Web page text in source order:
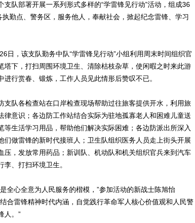
队部署开展一系列形式多样的“学雷锋见行动”活动，组成36
执勤点、警务区，服务他人，奉献社会，掀起纪念雷锋、学习
，该支队勤务中队“学雷锋见行动”小组利用周末时间组织官
塔下，打扫周围环境卫生、清除枯枝杂草，使闲暇之时来此游
行赏春、锻炼，工作人员见此情形后赞叹不已。
队各检查站在口岸检查现场帮助过往旅客提供开水，利用旅
律意识；各边防工作站结合实际为驻地孤寡老人和困难儿童送
生活学习用品，帮助他们解决实际困难；各边防派出所深入
们做雷锋的新时代接班人；卫生队组织医务人员走上街头开展
压，发放常用药品；新训队、机动队和机关组织官兵来到汽车
、打扫环境卫生。
心全意为人民服务的楷模，”参加活动的新战士陈旭怡
合雷锋精神时代内涵，自觉践行革命军人核心价值观和人民警
人。”